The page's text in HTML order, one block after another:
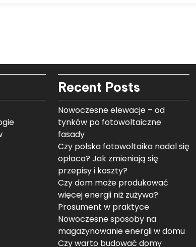
Recent Posts
Nowoczesne elewacje – od
tynków po fotowoltaiczne
fasady
Czy polska fotowoltaika nadal się
opłaca? Jak zmieniają się
przepisy i koszty?
Czy dom może produkować
więcej energii niż zużywa?
Prosument w praktyce
Nowoczesne sposoby na
magazynowanie energii w domu
Czy warto budować domy